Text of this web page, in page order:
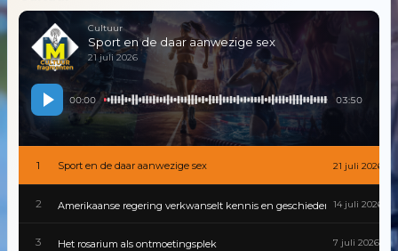
Cultuur
Sport en de daar aanwezige sex
21 juli 2026
00:00 03:50
1 Sport en de daar aanwezige sex 21 juli 2026
2 Amerikaanse regering verkwanselt kennis en geschiedenis14 juli 2026
3 Het rosarium als ontmoetingsplek 7 juli 2026